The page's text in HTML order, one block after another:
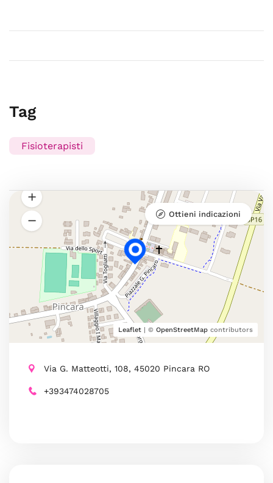
Tag
Fisioterapisti
Leaflet | © OpenStreetMap contributors
Ottieni indicazioni
Via G. Matteotti, 108, 45020 Pincara RO
+393474028705